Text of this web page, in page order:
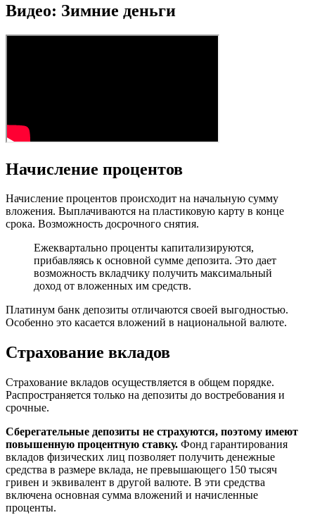
Видео: Зимние деньги
Начисление процентов
Начисление процентов происходит на начальную сумму
вложения. Выплачиваются на пластиковую карту в конце
срока. Возможность досрочного снятия.
Ежеквартально проценты капитализируются,
прибавляясь к основной сумме депозита. Это дает
возможность вкладчику получить максимальный
доход от вложенных им средств.
Платинум банк депозиты отличаются своей выгодностью.
Особенно это касается вложений в национальной валюте.
Страхование вкладов
Страхование вкладов осуществляется в общем порядке.
Распространяется только на депозиты до востребования и
срочные.
Сберегательные депозиты не страхуются, поэтому имеют
повышенную процентную ставку. Фонд гарантирования
вкладов физических лиц позволяет получить денежные
средства в размере вклада, не превышающего 150 тысяч
гривен и эквивалент в другой валюте. В эти средства
включена основная сумма вложений и начисленные
проценты.